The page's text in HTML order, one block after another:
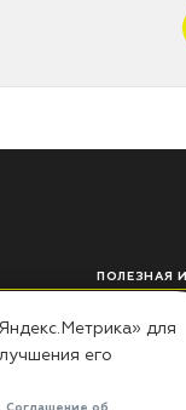
ПОЛЕЗНАЯ
Советы
Инструкции
Вопросы -
Гарантия на
Результаты
для
его